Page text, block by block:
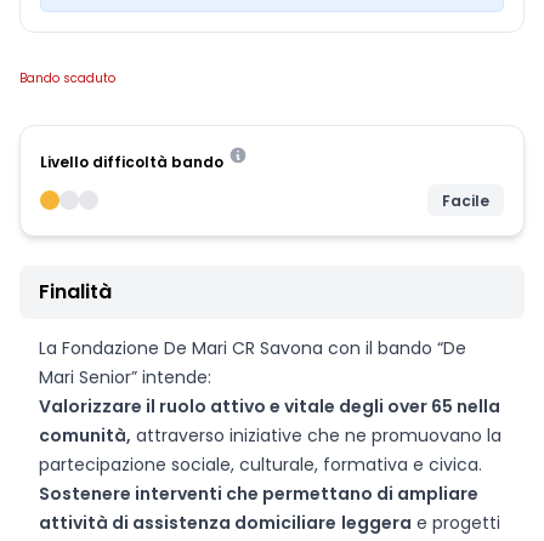
Bando scaduto
Livello difficoltà bando
Facile
Finalità
La Fondazione De Mari CR Savona con il bando “De
Mari Senior” intende:
Valorizzare il ruolo attivo e vitale degli over 65 nella
comunità, attraverso iniziative che ne promuovano la
partecipazione sociale, culturale, formativa e civica.
Sostenere interventi che permettano di ampliare
attività di assistenza domiciliare leggera e progetti